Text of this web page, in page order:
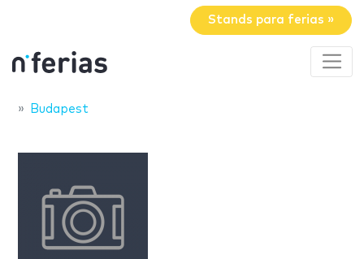
Stands para ferias »
Budapest